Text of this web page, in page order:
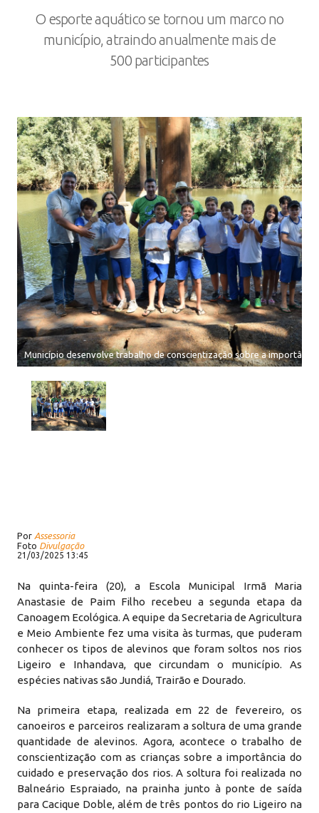
O esporte aquático se tornou um marco no
município, atraindo anualmente mais de
500 participantes
Município desenvolve trabalho de conscientização sobre a
Por Assessoria
Foto Divulgação
21/03/2025 13:45
Na quinta-feira (20), a Escola Municipal Irmã Maria
Anastasie de Paim Filho recebeu a segunda etapa da
Canoagem Ecológica. A equipe da Secretaria de Agricultura
e Meio Ambiente fez uma visita às turmas, que puderam
conhecer os tipos de alevinos que foram soltos nos rios
Ligeiro e Inhandava, que circundam o município. As
espécies nativas são Jundiá, Trairão e Dourado.
Na primeira etapa, realizada em 22 de fevereiro, os
canoeiros e parceiros realizaram a soltura de uma grande
quantidade de alevinos. Agora, acontece o trabalho de
conscientização com as crianças sobre a importância do
cuidado e preservação dos rios. A soltura foi realizada no
Balneário Espraiado, na prainha junto à ponte de saída
para Cacique Doble, além de três pontos do rio Ligeiro na